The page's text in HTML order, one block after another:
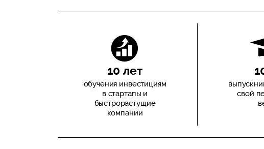
10 лет
обучения инвестициям
в стартапы и
быстрорастущие
компании
свой